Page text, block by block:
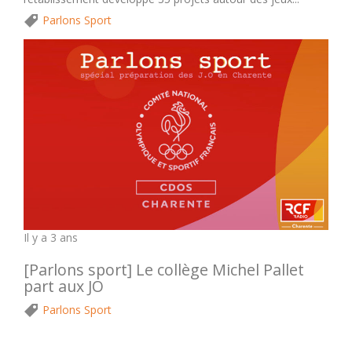
Parlons Sport
Il y a 3 ans
[Parlons sport] Le collège Michel Pallet
part aux JO
Parlons Sport